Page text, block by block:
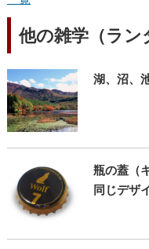
他の雑学（ラン
湖、沼、
瓶の蓋（
同じデザ